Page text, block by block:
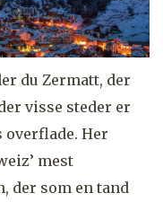
du Zermatt, der
visse steder er
Her
mest
der som en tand